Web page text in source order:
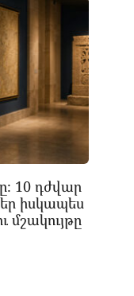
10 դժվար
իսկապես
մշակույթը